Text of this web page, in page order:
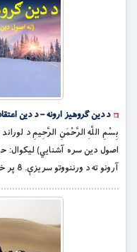
د دین ګروهیز ارونه – د دین
بِسْمِ اللَّهِ الرَّحْمَنِ الرَّحِيمِ د
اصول دین سره آشنايي)
آرونو ته د ورننووتو سريزې. 8 پر خدای ایمان درلودو ته د ور رسېدو […]